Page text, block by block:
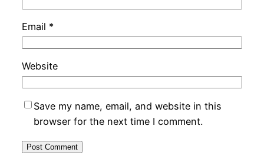
Email *
Website
Save my name, email, and website in this
browser for the next time I comment.